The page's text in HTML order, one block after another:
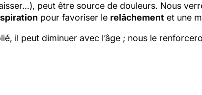
peut être source de douleurs. Nous
pour favoriser le relâchement et une
il peut diminuer avec l’âge ; nous le